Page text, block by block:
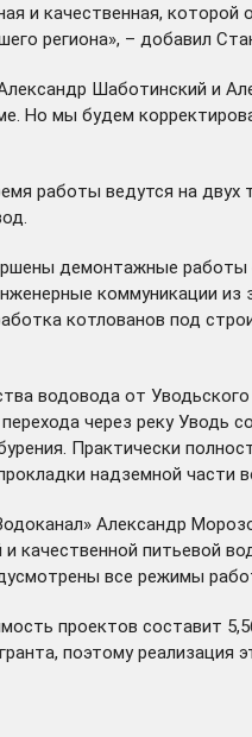
и качественная,
региона», – добавил
Шаботинский и
Но мы будем
работы ведутся на двух
демонтажные работы
коммуникации из
котлованов под
водовода от
через реку Уводь
Практически
надземной части
Александр
и качественной питьевой
все режимы
проектов составит
поэтому